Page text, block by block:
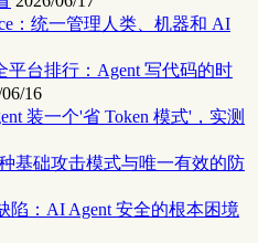
：统一管理人类、机器和 AI
平台排行：Agent 写代码的时
16
装一个'省 Token 模式'，实测
基础攻击模式与唯一有效的防
陷：AI Agent 安全的根本困境